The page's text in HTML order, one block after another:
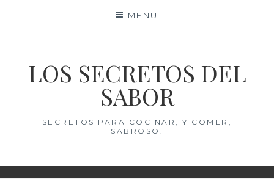
MENU
LOS SECRETOS DEL
SABOR
SECRETOS PARA COCINAR, Y COMER,
SABROSO.